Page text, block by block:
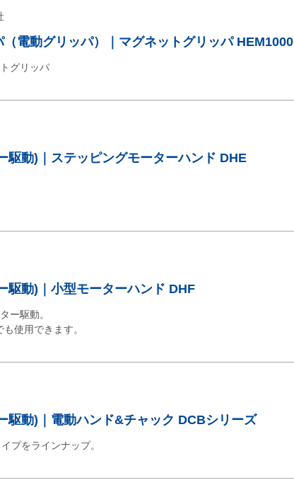
電動グリッパ）｜マグネットグリッパ HEM1000
グリッパ
駆動)｜ステッピングモーターハンド DHE
駆動)｜小型モーターハンド DHF
ー駆動。
使用できます。
駆動)｜電動ハンド&チャック DCBシリーズ
プをラインナップ。